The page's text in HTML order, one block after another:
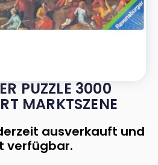
PUZZLE 3000
MARKTSZENE
ausverkauft und
verfügbar.